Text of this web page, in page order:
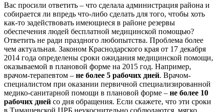
Вас просили ответить – что сделала администрация района и
собирается ли впредь что-либо сделать для того, чтобы хоть
как-то задействовать имеющиеся в районе резервы
обеспечения людей бесплатной медицинской помощью?
Ответить не ради праздного любопытства. Проблема более
чем актуальная. Законом Краснодарского края от 17 декабря
2014 года определены сроки ожидания медицинской помощи,
оказываемой в плановой форме на 2015 год. Например,
врачом-терапевтом – не более 5 рабочих дней. Врачом-
специалистом при оказании первичной специализированной
медико-санитарной помощи в плановой форме – не более 10
рабочих дней со дня обращения. Если скажете, что эти сроки
в Тимашевской ЦРБ неукоснительно соблюдаются, мягко